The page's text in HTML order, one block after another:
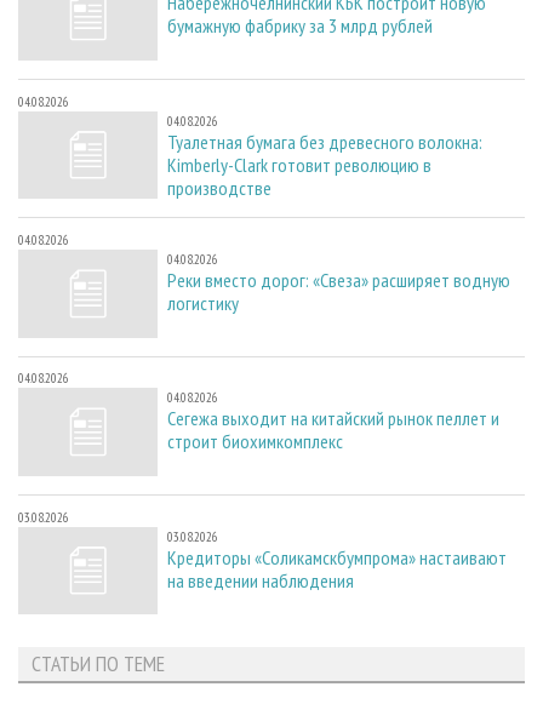
бумажную фабрику за 3 млрд рублей
04.08.2026
04.08.2026
Туалетная бумага без древесного волокна:
Kimberly-Clark готовит революцию в
производстве
04.08.2026
04.08.2026
Реки вместо дорог: «Свеза» расширяет водную
логистику
04.08.2026
04.08.2026
Сегежа выходит на китайский рынок пеллет и
строит биохимкомплекс
03.08.2026
03.08.2026
Кредиторы «Соликамскбумпрома» настаивают
на введении наблюдения
СТАТЬИ ПО ТЕМЕ